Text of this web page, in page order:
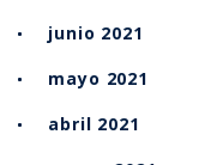
junio 2021
mayo 2021
abril 2021